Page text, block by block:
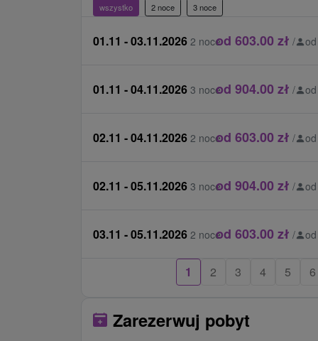
wszystko 2 noce 3 noce
01.11 - 03.11.2026 2 noceod 603.00 zł / od
01.11 - 04.11.2026 3 noceod 904.00 zł / od
02.11 - 04.11.2026 2 noceod 603.00 zł / od
02.11 - 05.11.2026 3 noceod 904.00 zł / od
03.11 - 05.11.2026 2 noceod 603.00 zł / od
1 2 3 4 5 6
Zarezerwuj pobyt